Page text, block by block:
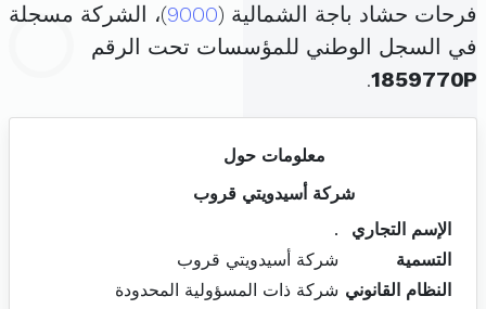
فرحات حشاد باجة الشمالية (9000)، الشركة مسجلة
في السجل الوطني للمؤسسات تحت الرقم
1859770P
.
معلومات حول
شركة أسيدويتي قروب
الإسم التجاري
.
التسمية
شركة أسيدويتي قروب
النظام القانوني شركة ذات المسؤولية المحدودة